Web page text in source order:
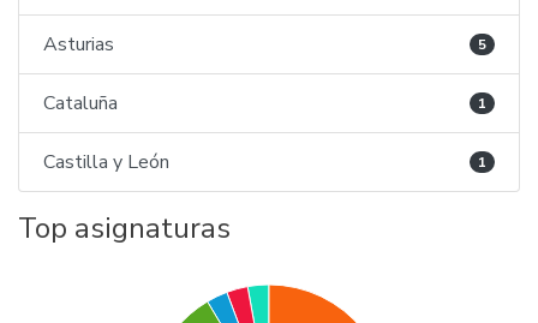
Asturias 5
Cataluña 1
Castilla y León 1
Top asignaturas